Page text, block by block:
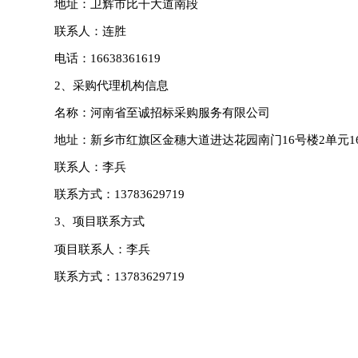
地址： 卫辉市比干大道南段
联系人： 连胜
电话： 16638361619
2、采购代理机构信息
名称： 河南省至诚招标采购服务有限公司
地址： 新乡市红旗区金穗大道进达花园南门 16号楼2单元
联系人： 李兵
联系方式： 13783629719
3、项目联系方式
项目联系人：李兵
联系方式： 13783629719